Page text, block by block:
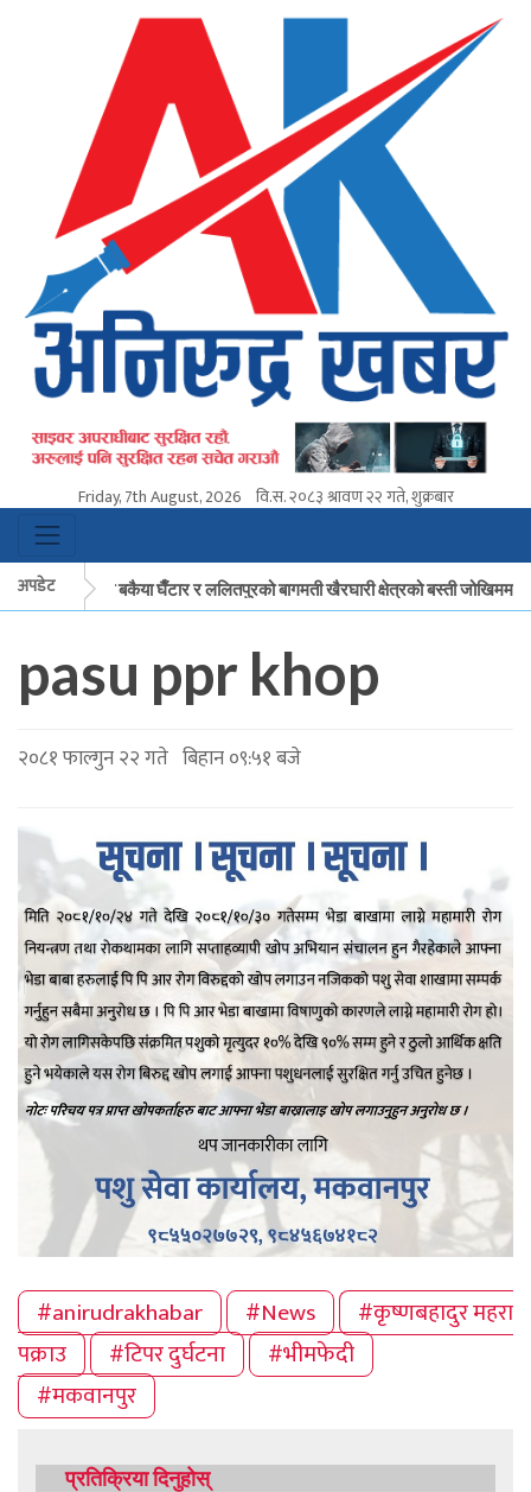
Friday, 7th August, 2026 वि.स.२०८३ श्रावण २२ गते, शुक्रबार
अपडेट
मकवानपुरको बकैया घैँटार र ललितपुरको बागमती खैरघारी क्षेत्रको बस्ती जोखिममा
मकवानपुरको बकैया घैँटार र ललितपुरको बागमती खैरघारी क्षेत्रको बस्ती जोखिममा
pasu ppr khop
२०८१ फाल्गुन २२ गते बिहान ०९:५१ बजे
#anirudrakhabar #News
#कृष्णबहादुर महरा
पक्राउ
#टिपर दुर्घटना
#भीमफेदी
#मकवानपुर
प्रतिक्रिया दिनुहोस्